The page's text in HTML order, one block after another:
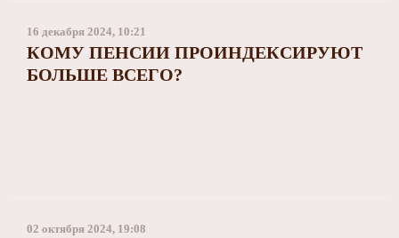
16 декабря 2024, 10:21
КОМУ ПЕНСИИ ПРОИНДЕКСИРУЮТ
БОЛЬШЕ ВСЕГО?
02 октября 2024, 19:08